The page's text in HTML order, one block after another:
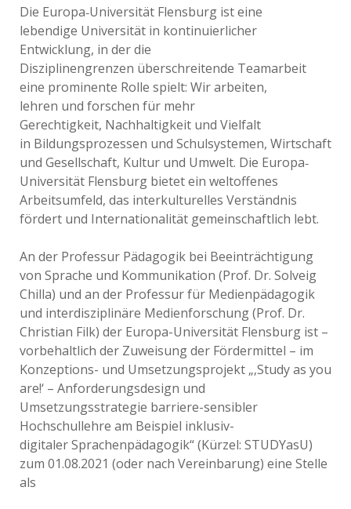
Die Europa‐Universität Flensburg ist eine
lebendige Universität in kontinuierlicher
Entwicklung, in der die
Disziplinengrenzen überschreitende Teamarbeit
eine prominente Rolle spielt: Wir arbeiten,
lehren und forschen für mehr
Gerechtigkeit, Nachhaltigkeit und Vielfalt
in Bildungsprozessen und Schulsystemen, Wirtschaft
und Gesellschaft, Kultur und Umwelt. Die Europa‐
Universität Flensburg bietet ein weltoffenes
Arbeitsumfeld, das interkulturelles Verständnis
fördert und Internationalität gemeinschaftlich lebt.
An der Professur Pädagogik bei Beeinträchtigung
von Sprache und Kommunikation (Prof. Dr. Solveig
Chilla) und an der Professur für Medienpädagogik
und interdisziplinäre Medienforschung (Prof. Dr.
Christian Filk) der Europa-Universität Flensburg ist –
vorbehaltlich der Zuweisung der Fördermittel – im
Konzeptions- und Umsetzungsprojekt „‚Study as you
are!‘ – Anforderungsdesign und
Umsetzungsstrategie barriere-sensibler
Hochschullehre am Beispiel inklusiv-
digitaler Sprachenpädagogik“ (Kürzel: STUDYasU)
zum 01.08.2021 (oder nach Vereinbarung) eine Stelle
als